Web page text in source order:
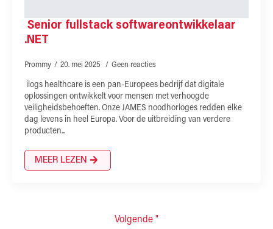
Senior fullstack softwareontwikkelaar
.NET
Prommy 20. mei 2025 Geen reacties
ilogs healthcare is een pan-Europees bedrijf dat digitale
oplossingen ontwikkelt voor mensen met verhoogde
veiligheidsbehoeften. Onze JAMES noodhorloges redden elke
dag levens in heel Europa. Voor de uitbreiding van verdere
producten...
MEER LEZEN
Volgende "